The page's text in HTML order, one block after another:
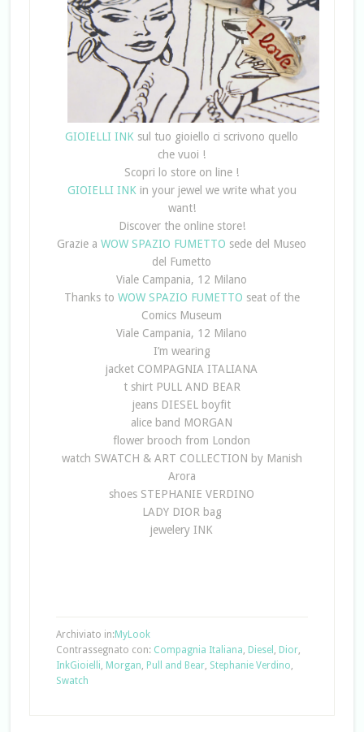
GIOIELLI INK sul tuo gioiello ci scrivono quello
che vuoi !
Scopri lo store on line !
GIOIELLI INK in your jewel we write what you
want!
Discover the online store!
Grazie aWOW SPAZIO FUMETTO sede del Museo
del Fumetto
Viale Campania, 12 Milano
Thanks to WOW SPAZIO FUMETTO seat of the
Comics Museum
Viale Campania, 12 Milano
I’m wearing
jacket COMPAGNIA ITALIANA
t shirt PULL AND BEAR
jeans DIESEL boyfit
alice band MORGAN
flower brooch from London
watch SWATCH & ART COLLECTION by Manish
Arora
shoes STEPHANIE VERDINO
LADY DIOR bag
jewelery INK
Archiviato in:MyLook
Contrassegnato con: Compagnia Italiana, Diesel , Dior,
InkGioielli, Morgan, Pull and Bear, Stephanie Verdino,
Swatch